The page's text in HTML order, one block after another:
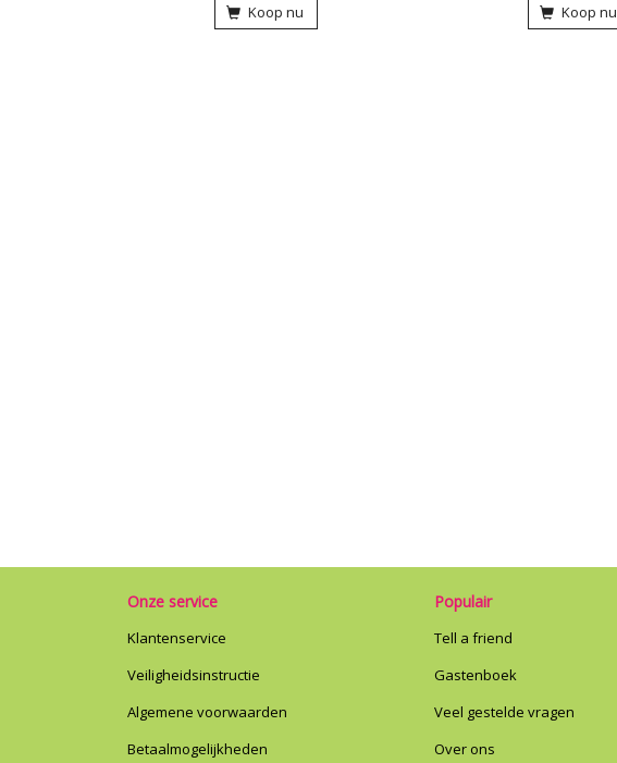
Koop nu Koop nu
Onze service
Klantenservice
Veiligheidsinstructie
Algemene voorwaarden
Betaalmogelijkheden
Populair
Tell a friend
Gastenboek
Veel gestelde vragen
Over ons